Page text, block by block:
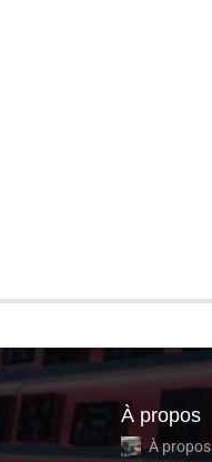
À propos
À propos